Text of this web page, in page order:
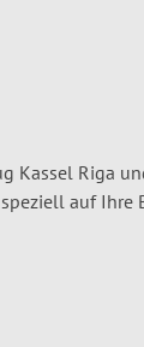
Kassel Riga
auf Ihre